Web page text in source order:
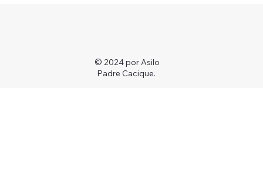
© 2024 por Asilo
Padre Cacique.